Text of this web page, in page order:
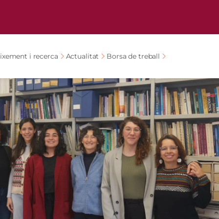
i recerca Actualitat Borsa de treball